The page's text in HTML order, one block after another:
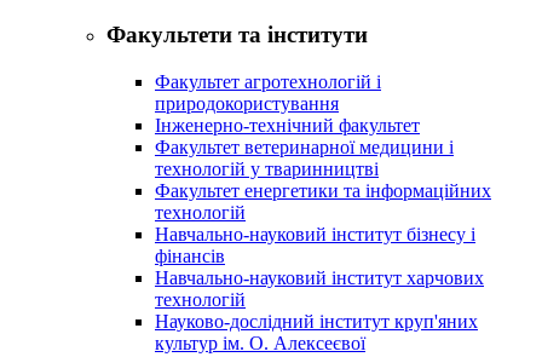
Факультети та інститути
Факультет агротехнологій і
природокористування
Інженерно-технічний факультет
Факультет ветеринарної медицини і
технологій у тваринництві
Факультет енергетики та інформаційних
технологій
Навчально-науковий інститут бізнесу і
фінансів
Навчально-науковий інститут харчових
технологій
Науково-дослідний інститут круп'яних
культур ім. О. Алексеєвої